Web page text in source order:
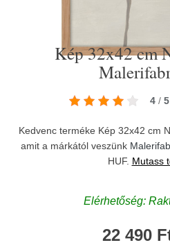
Kép 32x42 cm
4 / 5
Kedvenc terméke Kép 32x42 cm
amit a márkától veszünk
HUF. Mutass
Elérhetőség:
22 490